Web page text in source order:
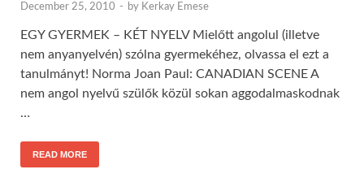
December 25, 2010 - by Kerkay Emese
EGY GYERMEK – KÉT NYELV Mielőtt angolul (illetve
nem anyanyelvén) szólna gyermekéhez, olvassa el ezt a
tanulmányt! Norma Joan Paul: CANADIAN SCENE A
nem angol nyelvű szülők közül sokan aggodalmaskodnak
…
READ MORE